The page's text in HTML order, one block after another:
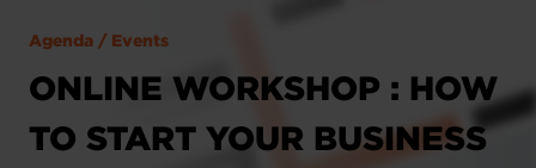
Agenda / Events
ONLINE WORKSHOP : HOW
TO START YOUR BUSINESS